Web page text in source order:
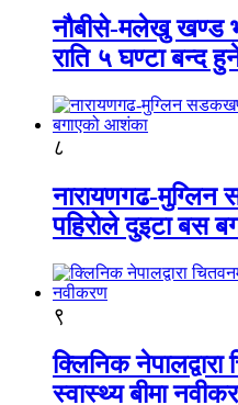
नौबीसे-मलेखु खण्ड
राति ५ घण्टा बन्द
८
नारायणगढ-
पहिरोले दुइटा बस
९
क्लिनिक नेपालद्वारा
स्वास्थ्य बीमा